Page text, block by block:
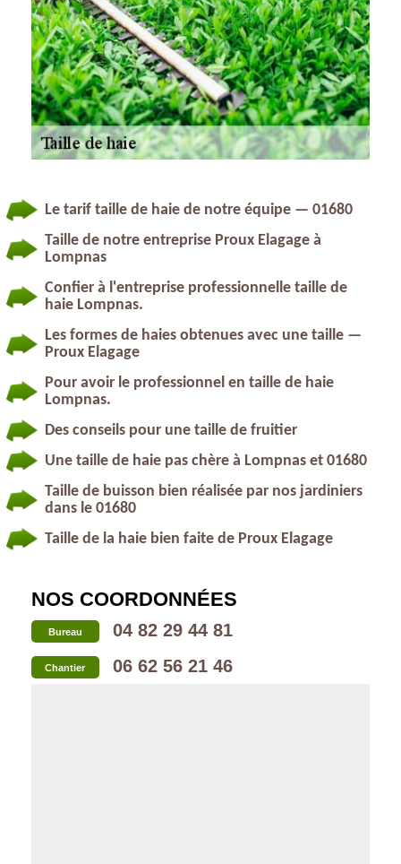
Le tarif taille de haie de notre équipe — 01680
Taille de notre entreprise Proux Elagage à
Lompnas
Confier à l'entreprise professionnelle taille de
haie Lompnas.
Les formes de haies obtenues avec une taille —
Proux Elagage
Pour avoir le professionnel en taille de haie
Lompnas.
Des conseils pour une taille de fruitier
Une taille de haie pas chère à Lompnas et 01680
Taille de buisson bien réalisée par nos jardiniers
dans le 01680
Taille de la haie bien faite de Proux Elagage
NOS COORDONNÉES
Bureau 04 82 29 44 81
Chantier 06 62 56 21 46